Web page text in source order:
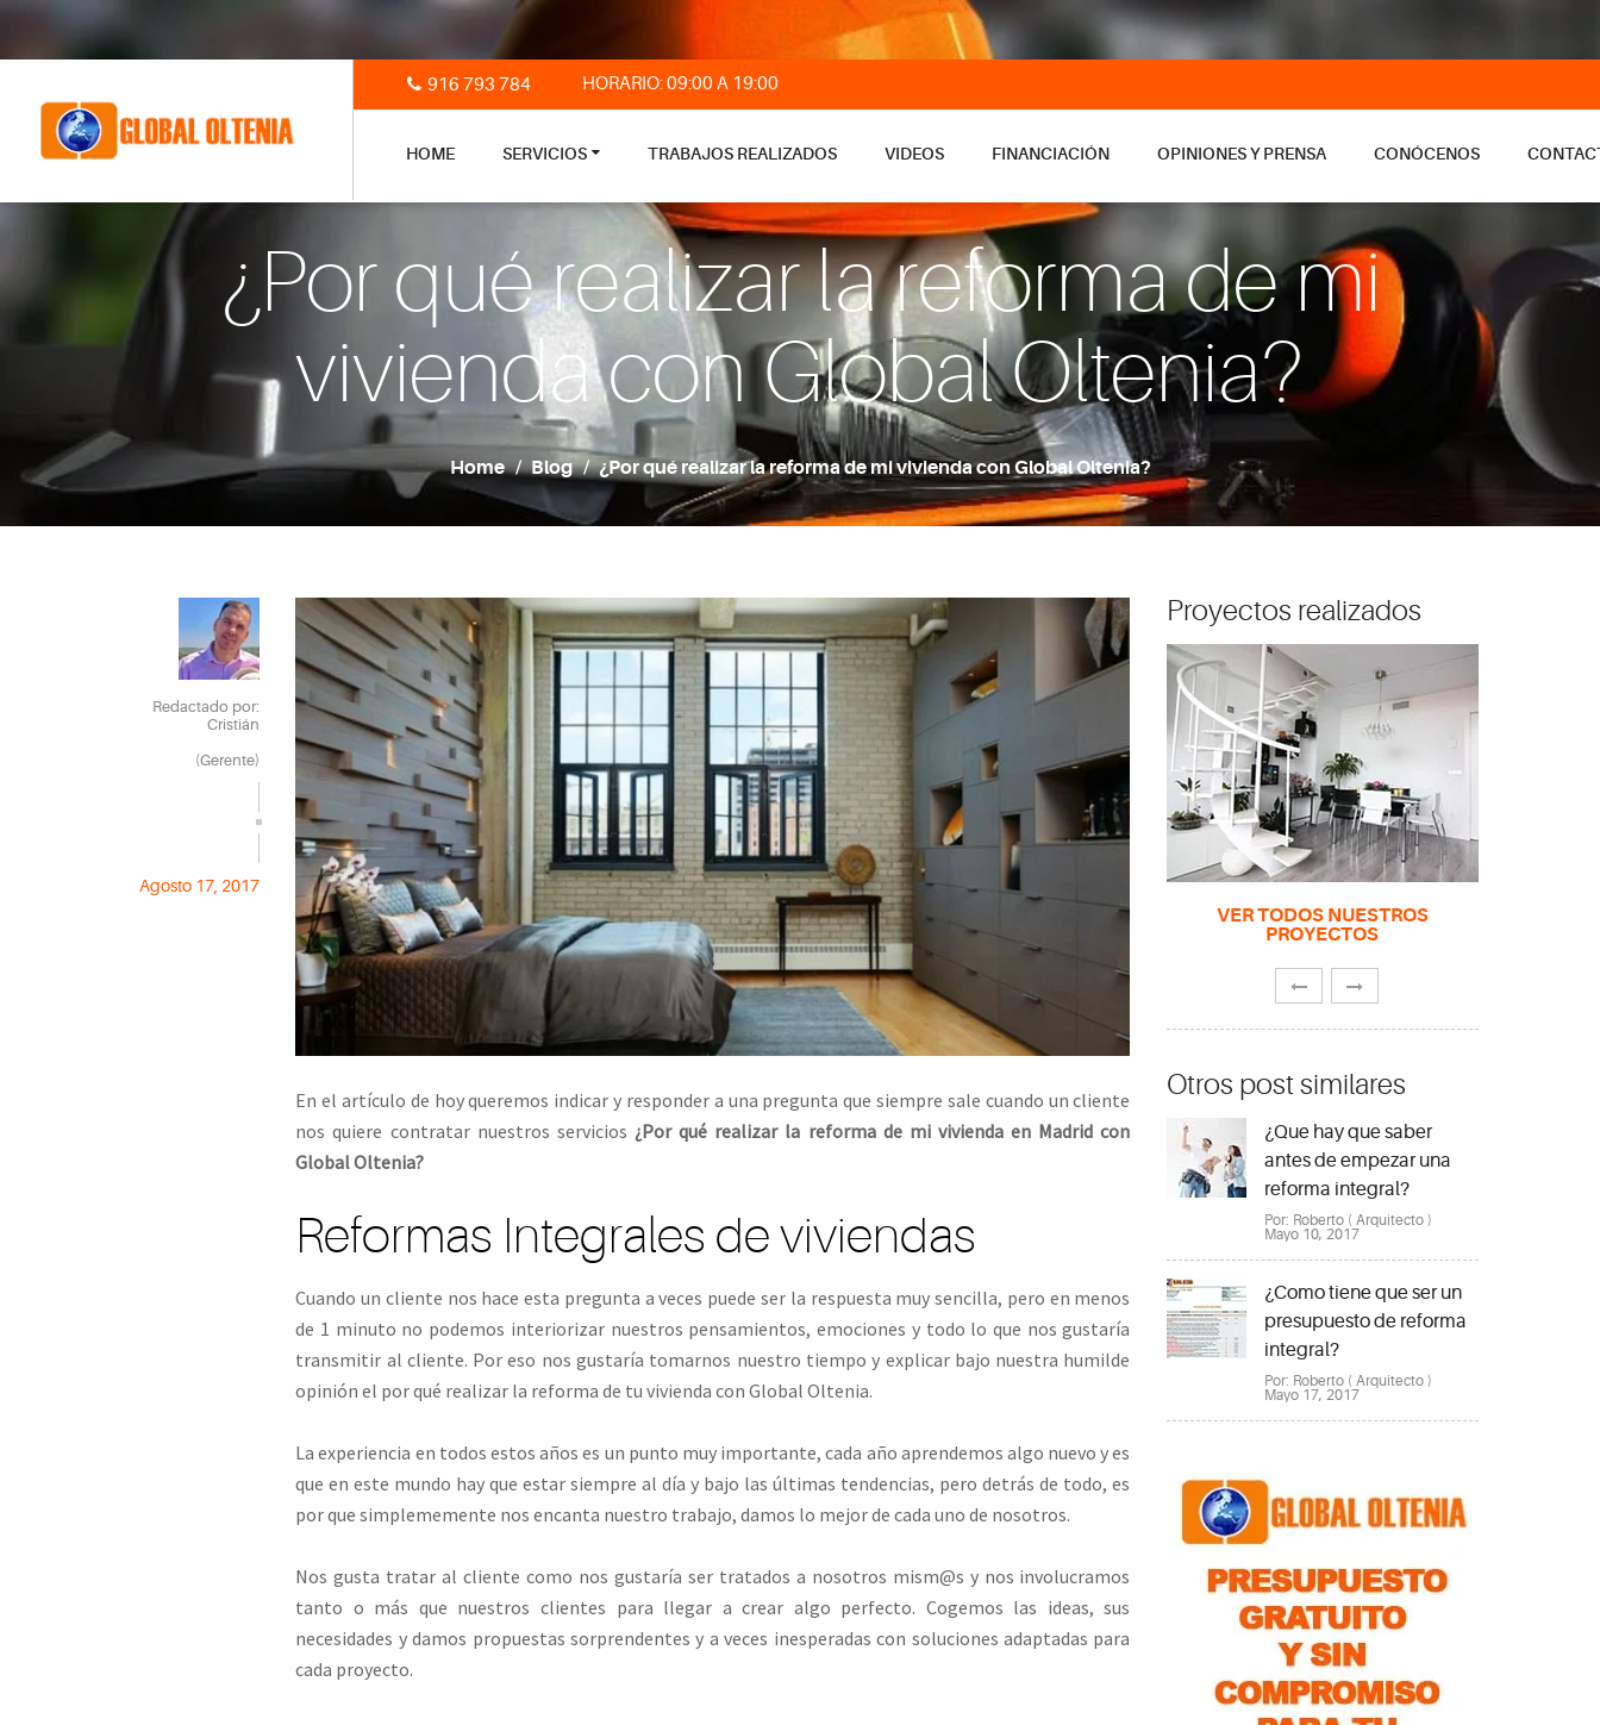
916 793 784 HORARIO: 09:00 A 19:00
HOME SERVICIOS TRABAJOS REALIZADOS VIDEOS FINANCIACIÓN OPINIONES Y PRENSA CONÓCENOS
¿Por qué realizar la reforma de mi
vivienda con Global Oltenia?
Home Blog ¿Por qué realizar la reforma de mi vivienda con Global Oltenia?
Redactado por:
Cristián
(Gerente)
Agosto 17, 2017
En el artículo de hoy queremos indicar y responder a una pregunta que siempre sale cuando un cliente
nos quiere contratar nuestros servicios ¿Por qué realizar la reforma de mi vivienda en Madrid con
Global Oltenia?
Reformas Integrales de viviendas
Cuando un cliente nos hace esta pregunta a veces puede ser la respuesta muy sencilla, pero en menos
de 1 minuto no podemos interiorizar nuestros pensamientos, emociones y todo lo que nos gustaría
transmitir al cliente. Por eso nos gustaría tomarnos nuestro tiempo y explicar bajo nuestra humilde
opinión el por qué realizar la reforma de tu vivienda con Global Oltenia.
La experiencia en todos estos años es un punto muy importante, cada año aprendemos algo nuevo y es
que en este mundo hay que estar siempre al día y bajo las últimas tendencias, pero detrás de todo, es
por que simplememente nos encanta nuestro trabajo, damos lo mejor de cada uno de nosotros.
Nos gusta tratar al cliente como nos gustaría ser tratados a nosotros mism@s y nos involucramos
tanto o más que nuestros clientes para llegar a crear algo perfecto. Cogemos las ideas, sus
necesidades y damos propuestas sorprendentes y a veces inesperadas con soluciones adaptadas para
cada proyecto.
Proyectos realizados
VER TODOS NUESTROS
PROYECTOS
Otros post similares
¿Que hay que saber
antes de empezar una
reforma integral?
Por: Roberto ( Arquitecto )
Mayo 10, 2017
¿Como tiene que ser un
presupuesto de reforma
integral?
Por: Roberto ( Arquitecto )
Mayo 17, 2017